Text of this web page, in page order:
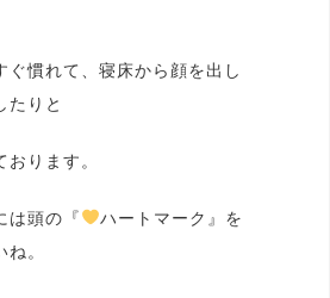
ぐ慣れて、寝床から顔を出し
たりと
ります。
は頭の『
ハートマーク』を
。